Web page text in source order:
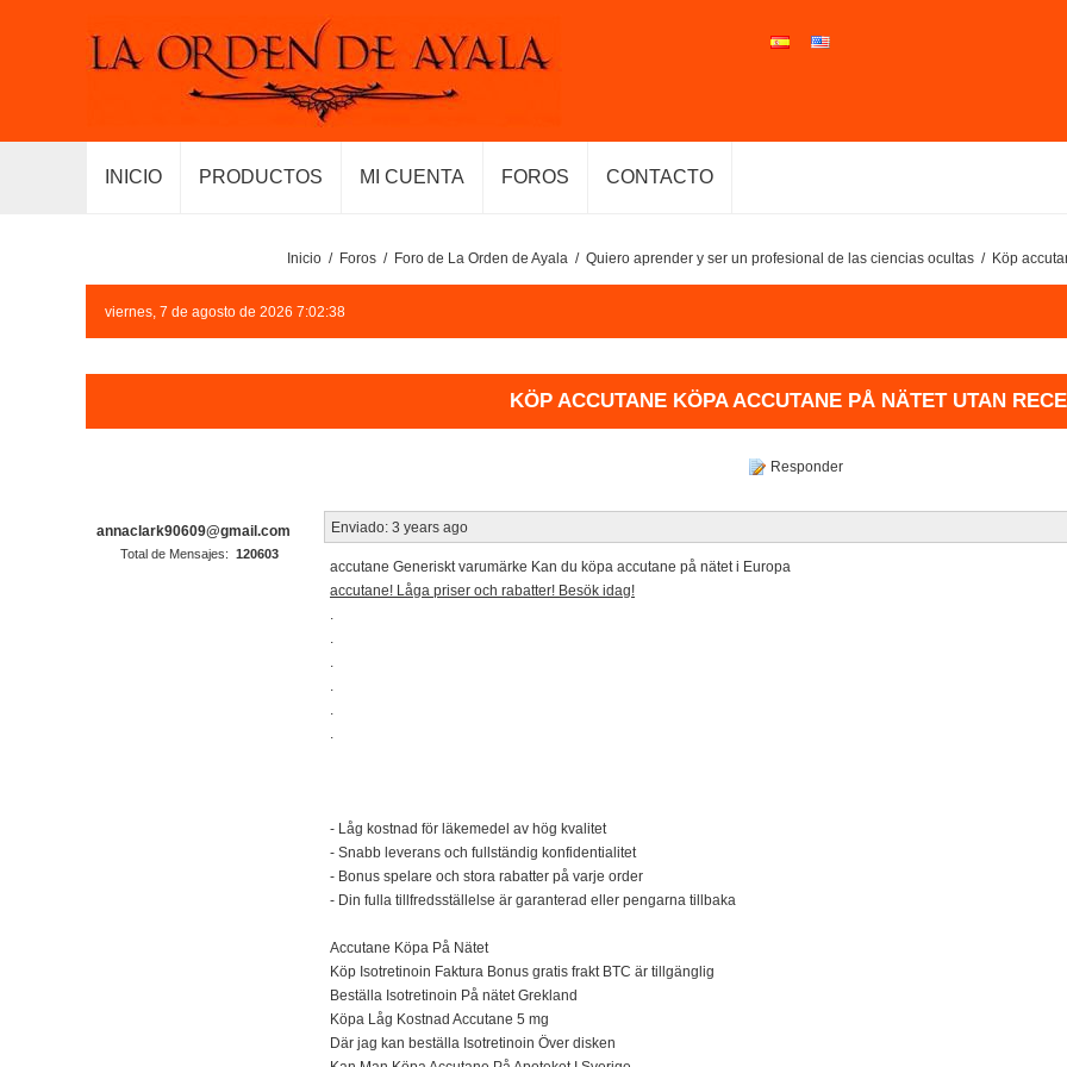
INICIO PRODUCTOS MI CUENTA FOROS CONTACTO
Inicio / Foros / Foro de La Orden de Ayala / Quiero aprender y ser un profesional de las ciencias ocultas / Köp
viernes, 7 de agosto de 2026 7:02:38
KÖP ACCUTANE KÖPA ACCUTANE PÅ NÄTET UTAN
Responder
annaclark90609@gmail.com
Total de Mensajes: 120603
Enviado: 3 years ago
accutane Generiskt varumärke Kan du köpa accutane på nätet i Europa
accutane! Låga priser och rabatter! Besök idag!
.
.
.
.
.
.
- Låg kostnad för läkemedel av hög kvalitet
- Snabb leverans och fullständig konfidentialitet
- Bonus spelare och stora rabatter på varje order
- Din fulla tillfredsställelse är garanterad eller pengarna tillbaka
Accutane Köpa På Nätet
Köp Isotretinoin Faktura Bonus gratis frakt BTC är tillgänglig
Beställa Isotretinoin På nätet Grekland
Köpa Låg Kostnad Accutane 5 mg
Där jag kan beställa Isotretinoin Över disken